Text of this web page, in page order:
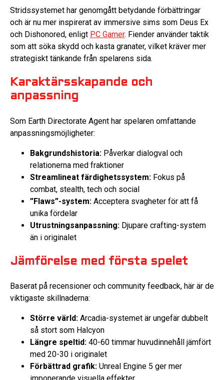
Stridssystemet har genomgått betydande förbättringar
och är nu mer inspirerat av immersive sims som Deus Ex
och Dishonored, enligt PC Gamer. Fiender använder taktik
som att söka skydd och kasta granater, vilket kräver mer
strategiskt tänkande från spelarens sida.
Karaktärsskapande och
anpassning
Som Earth Directorate Agent har spelaren omfattande
anpassningsmöjligheter:
Bakgrundshistoria: Påverkar dialogval och
relationerna med fraktioner
Streamlineat färdighetssystem: Fokus på
combat, stealth, tech och social
”Flaws”-system: Acceptera svagheter för att få
unika fördelar
Utrustningsanpassning: Djupare crafting-system
än i originalet
Jämförelse med första spelet
Baserat på recensioner och community feedback, här är de
viktigaste skillnaderna:
Större värld: Arcadia-systemet är ungefär dubbelt
så stort som Halcyon
Längre speltid: 40-60 timmar huvudinnehåll jämfört
med 20-30 i originalet
Förbättrad grafik: Unreal Engine 5 ger mer